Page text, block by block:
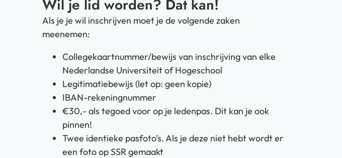
Wil je lid worden? Dat kan!
Als je je wil inschrijven moet je de volgende zaken
meenemen:
Collegekaartnummer/bewijs van inschrijving van elke
Nederlandse Universiteit of Hogeschool
Legitimatiebewijs (let op: geen kopie)
IBAN-rekeningnummer
€30,- als tegoed voor op je ledenpas. Dit kan je ook
pinnen!
Twee identieke pasfoto’s. Als je deze niet hebt wordt er
een foto op SSR gemaakt